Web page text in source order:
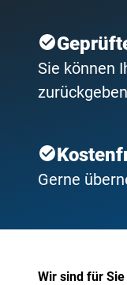
Sie können
Gerne
Wir sind für Sie